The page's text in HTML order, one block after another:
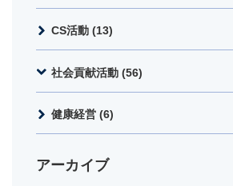
CS活動 (13)
社会貢献活動 (56)
健康経営 (6)
アーカイブ